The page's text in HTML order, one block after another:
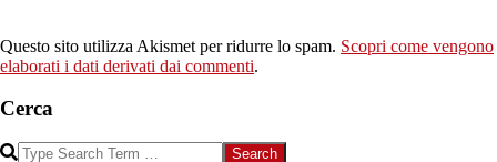
Questo sito utilizza Akismet per ridurre lo spam. Scopri come vengono
elaborati i dati derivati dai commenti.
Cerca
Search